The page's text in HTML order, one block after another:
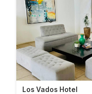
Los Vados Hotel